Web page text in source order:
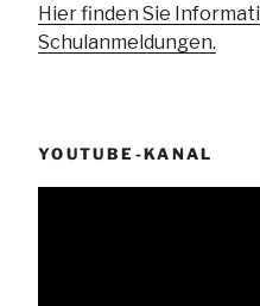
Hier finden Sie
Schulanmeldungen.
YOUTUBE-KANAL